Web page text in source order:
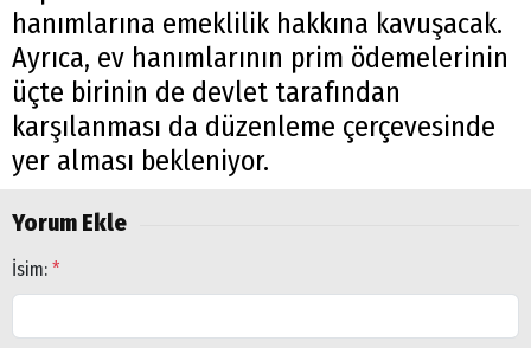
hanımlarına emeklilik hakkına kavuşacak.
Ayrıca, ev hanımlarının prim ödemelerinin
üçte birinin de devlet tarafından
karşılanması da düzenleme çerçevesinde
yer alması bekleniyor.
Yorum Ekle
İsim: *